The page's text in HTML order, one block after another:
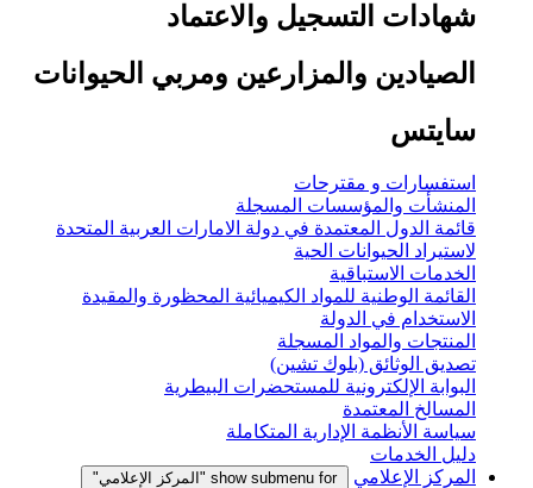
شهادات التسجيل والاعتماد
الصيادين والمزارعين ومربي الحيوانات
سايتس
استفسارات و مقترحات
المنشأت والمؤسسات المسجلة
قائمة الدول المعتمدة في دولة الامارات العربية المتحدة
لاستيراد الحيوانات الحية
الخدمات الاستباقية
القائمة الوطنية للمواد الكيميائية المحظورة والمقيدة
الاستخدام في الدولة
المنتجات والمواد المسجلة
تصديق الوثائق (بلوك تشين)
البوابة الإلكترونية للمستحضرات البيطرية
المسالخ المعتمدة
سياسة الأنظمة الإدارية المتكاملة
دليل الخدمات
المركز الإعلامي
show submenu for "المركز الإعلامي"